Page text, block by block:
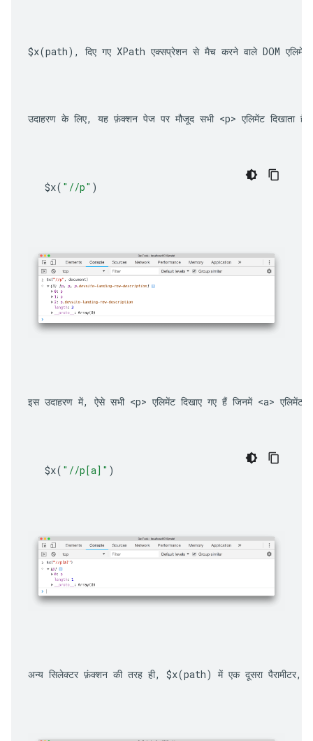
$x(path) , दिए गए XPath एक्सप्रेशन से मैच करने वाले DOM
उदाहरण के लिए, यह फ़ंक्शन पेज पर मौजूद सभी <p> एलिमेंट दिखाता है:
$x( "//p" )
इस उदाहरण में, ऐसे सभी <p> एलिमेंट दिखाए गए हैं जिनमें <a> एलिमेंट
$x( "//p[a]" )
अन्य सिलेक्टर फ़ंक्शन की तरह ही, $x(path) में एक दूसरा पैरामीटर,